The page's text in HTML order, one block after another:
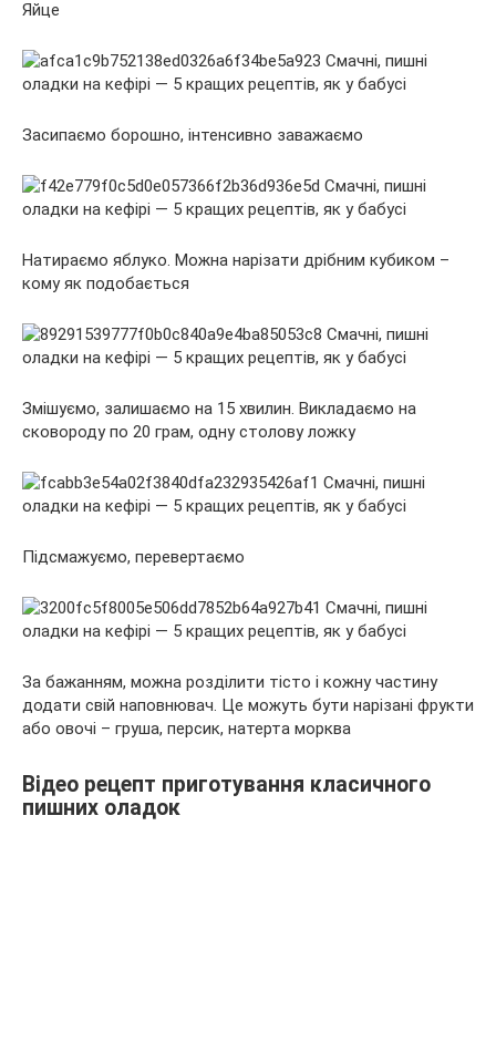
Яйце
Засипаємо борошно, інтенсивно заважаємо
Натираємо яблуко. Можна нарізати дрібним кубиком –
кому як подобається
Змішуємо, залишаємо на 15 хвилин. Викладаємо на
сковороду по 20 грам, одну столову ложку
Підсмажуємо, перевертаємо
За бажанням, можна розділити тісто і кожну частину
додати свій наповнювач. Це можуть бути нарізані фрукти
або овочі – груша, персик, натерта морква
Відео рецепт приготування класичного
пишних оладок